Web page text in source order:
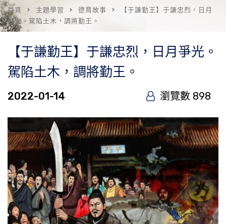
首頁 主題學習 德育故事
【于謙勤王】于謙忠烈，日月
爭光。駕陷土木，調將勤王。
【于謙勤王】于謙忠烈，日月爭光。
駕陷土木，調將勤王。
2022-01-14 瀏覽數 898